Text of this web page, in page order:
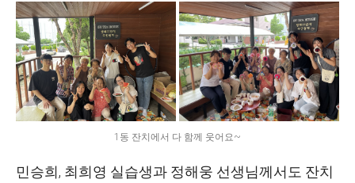
1동 잔치에서 다 함께 웃어요~
민승희, 최희영 실습생과 정해웅 선생님께서도 잔치